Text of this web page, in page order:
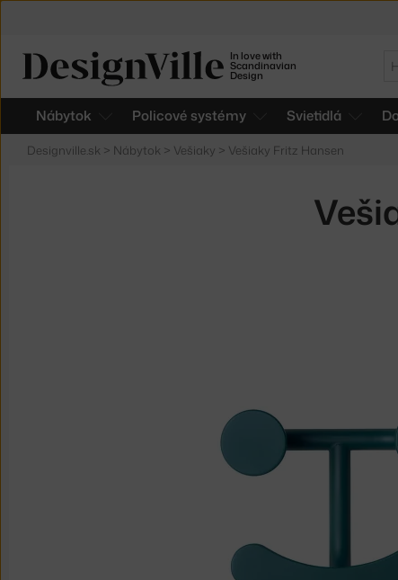
In love with
Scandinavian
Design
Nábytok Policové systémy Svietidlá
Designville.sk > Nábytok > Vešiaky > Vešiaky Fritz Hansen